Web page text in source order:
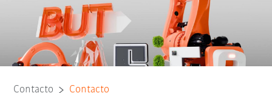
Contacto Contacto